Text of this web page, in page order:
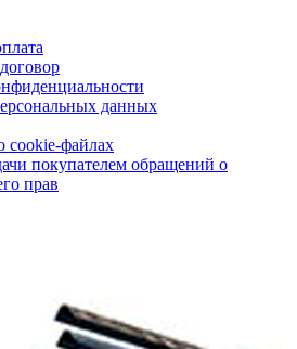
данных
cookie-файлах
покупателем обращений о
прав